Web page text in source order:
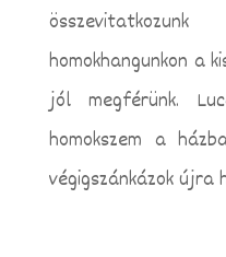
homokhangunkon a
jól megférünk.
homokszem a
végigszánkázok